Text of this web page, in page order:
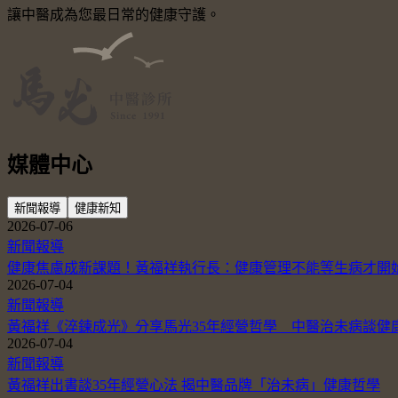
讓中醫成為您最日常的健康守護。
媒體中心
新聞報導 健康新知
2026-07-06
新聞報導
健康焦慮成新課題！黃福祥執行長：健康管理不能等生病才開
2026-07-04
新聞報導
黃福祥《淬鍊成光》分享馬光35年經營哲學 中醫治未病談健
2026-07-04
新聞報導
黃福祥出書談35年經營心法 揭中醫品牌「治未病」健康哲學